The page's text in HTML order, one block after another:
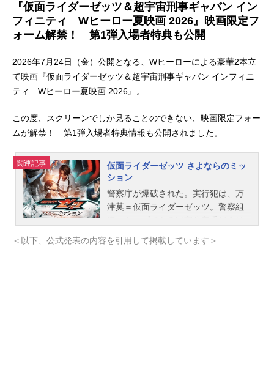
『仮面ライダーゼッツ＆超宇宙刑事ギャバン イン
フィニティ Wヒーロー夏映画 2026』映画限定フ
ォーム解禁！ 第1弾入場者特典も公開
2026年7月24日（金）公開となる、Wヒーローによる豪華2本立
て映画『仮面ライダーゼッツ＆超宇宙刑事ギャバン インフィニ
ティ Wヒーロー夏映画 2026』。
この度、スクリーンでしか見ることのできない、映画限定フォー
ムが解禁！ 第1弾入場者特典情報も公開されました。
関連記事
仮面ライダーゼッツ さよならのミッ
ション
警察庁が爆破された。実行犯は、万
津莫＝仮面ライダーゼッツ。警察組
ように命じた。しかし、小鷹賢政＝
＜以下、公式発表の内容を引用して掲載しています＞